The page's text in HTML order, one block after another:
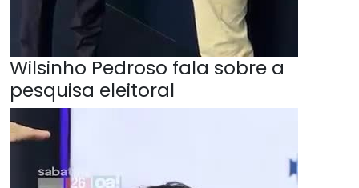
Wilsinho Pedroso fala sobre a
pesquisa eleitoral